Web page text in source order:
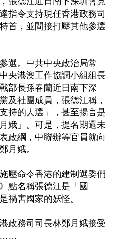
指令支持現任香港政務司
首，並間接打壓其他參選
選。中共中央政治局常
央港澳工作協調小組組長
部長孫春蘭近日南下深
及社團成員，張德江稱，
持的人選」，甚至揚言是
娥」。可是，提名期還未
政綱，中聯辦等官員就向
月娥。
壓命令香港的建制選委們
點名稱張德江是「國
禍害國家的妖怪。
政務司司長林鄭月娥接受
……